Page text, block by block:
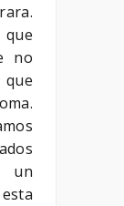
que
no
que
un